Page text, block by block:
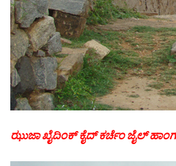
ಝುಜಾ ಖೈದಿಂಕ್ ಕೈದ್ ಕರ್ಚೆಂ ಜೈಲ್